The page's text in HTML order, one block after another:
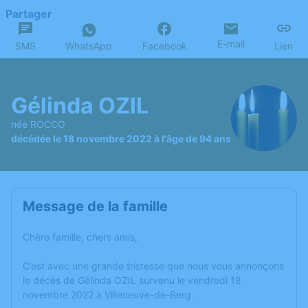
Partager
SMS WhatsApp Facebook E-mail Lien
Gélinda OZIL
née ROCCO
décédée le 18 novembre 2022 à l'âge de 94 ans
Message de la famille
Chère famille, chers amis,
C’est avec une grande tristesse que nous vous annonçons
le décès de Gélinda OZIL survenu le vendredi 18
novembre 2022 à Villeneuve-de-Berg.